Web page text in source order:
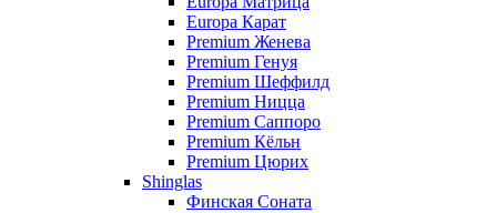
Europa Карат
Premium Женева
Premium Генуя
Premium Шеффилд
Premium Ницца
Premium Саппоро
Premium Кёльн
Premium Цюрих
Shinglas
Финская Соната